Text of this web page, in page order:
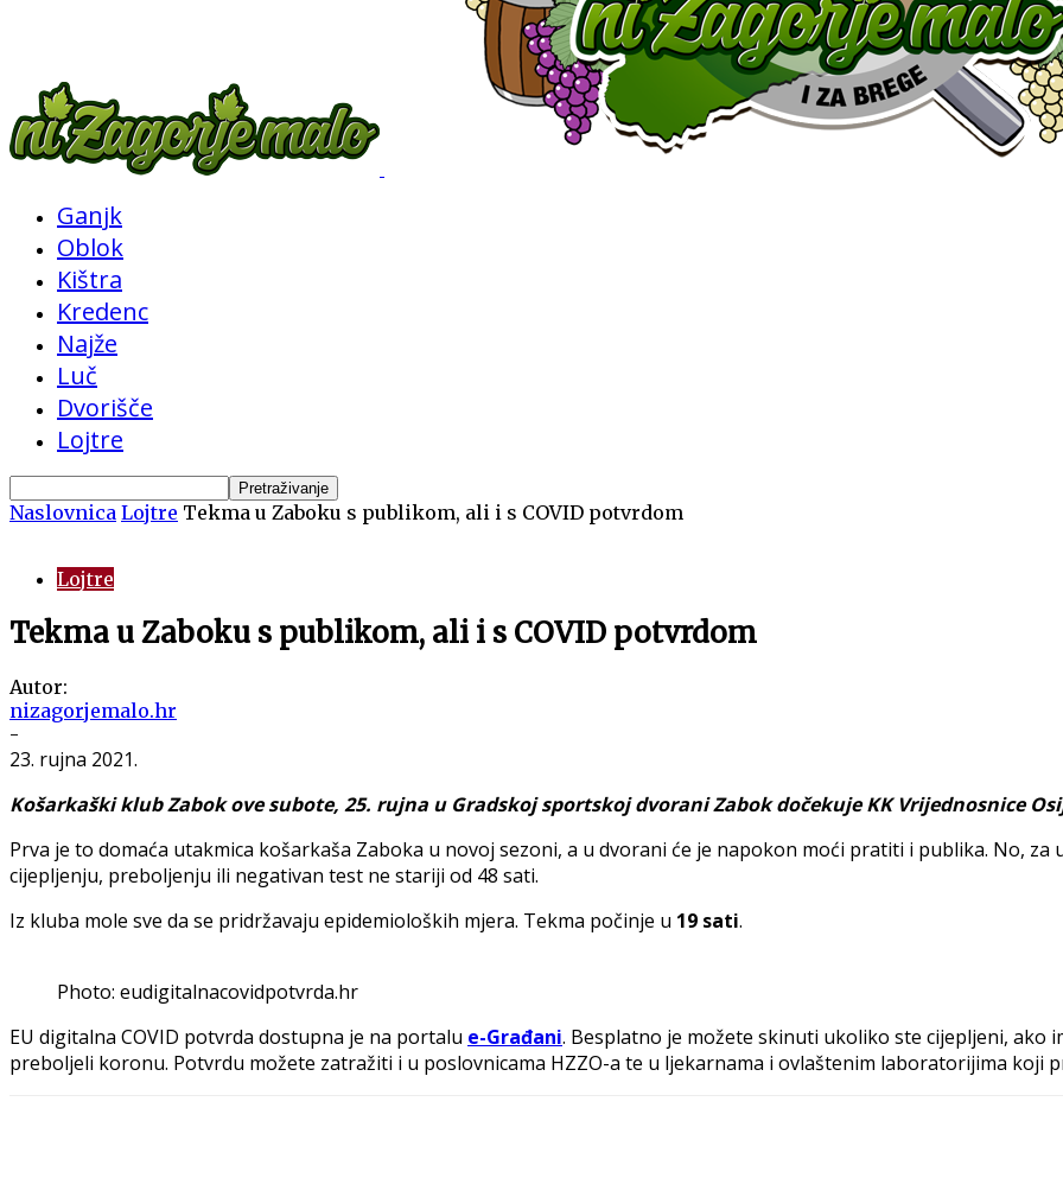
Ganjk
Oblok
Kištra
Kredenc
Najže
Luč
Dvorišče
Lojtre
Naslovnica Lojtre Tekma u Zaboku s publikom, ali i s COVID potvrdom
Lojtre
Tekma u Zaboku s publikom, ali i s COVID potvrdom
Autor:
nizagorjemalo.hr
-
23. rujna 2021.
Košarkaški klub Zabok ove subote, 25. rujna u Gradskoj sportskoj dvorani Zabok dočekuje KK Vrijednosnice
Prva je to domaća utakmica košarkaša Zaboka u novoj sezoni, a u dvorani će je napokon moći pratiti i publika. No,
cijepljenju, preboljenju ili negativan test ne stariji od 48 sati.
Iz kluba mole sve da se pridržavaju epidemioloških mjera. Tekma počinje u 19 sati.
Photo: eudigitalnacovidpotvrda.hr
EU digitalna COVID potvrda dostupna je na portalu e-Građani. Besplatno je možete skinuti ukoliko ste cijepljeni, ako
preboljeli koronu. Potvrdu možete zatražiti i u poslovnicama HZZO-a te u ljekarnama i ovlaštenim laboratorijima koji